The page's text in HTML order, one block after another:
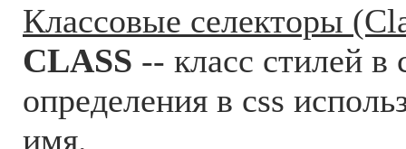
Классовые селекторы
CLASS -- класс стилей в
определения в css
имя.